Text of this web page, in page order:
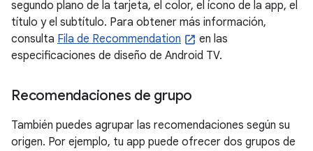
segundo plano de la tarjeta, el color, el ícono de la app, el
título y el subtítulo. Para obtener más información,
consulta Fila de Recommendation
en las
especificaciones de diseño de Android TV.
Recomendaciones de grupo
También puedes agrupar las recomendaciones según su
origen. Por ejemplo, tu app puede ofrecer dos grupos de